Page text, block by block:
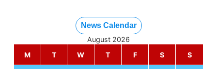
News Calendar
August 2026
M
T W T F S S